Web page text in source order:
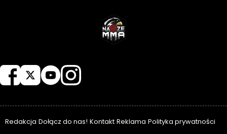
Redakcja Dołącz do nas! Kontakt Reklama Polityka prywatności